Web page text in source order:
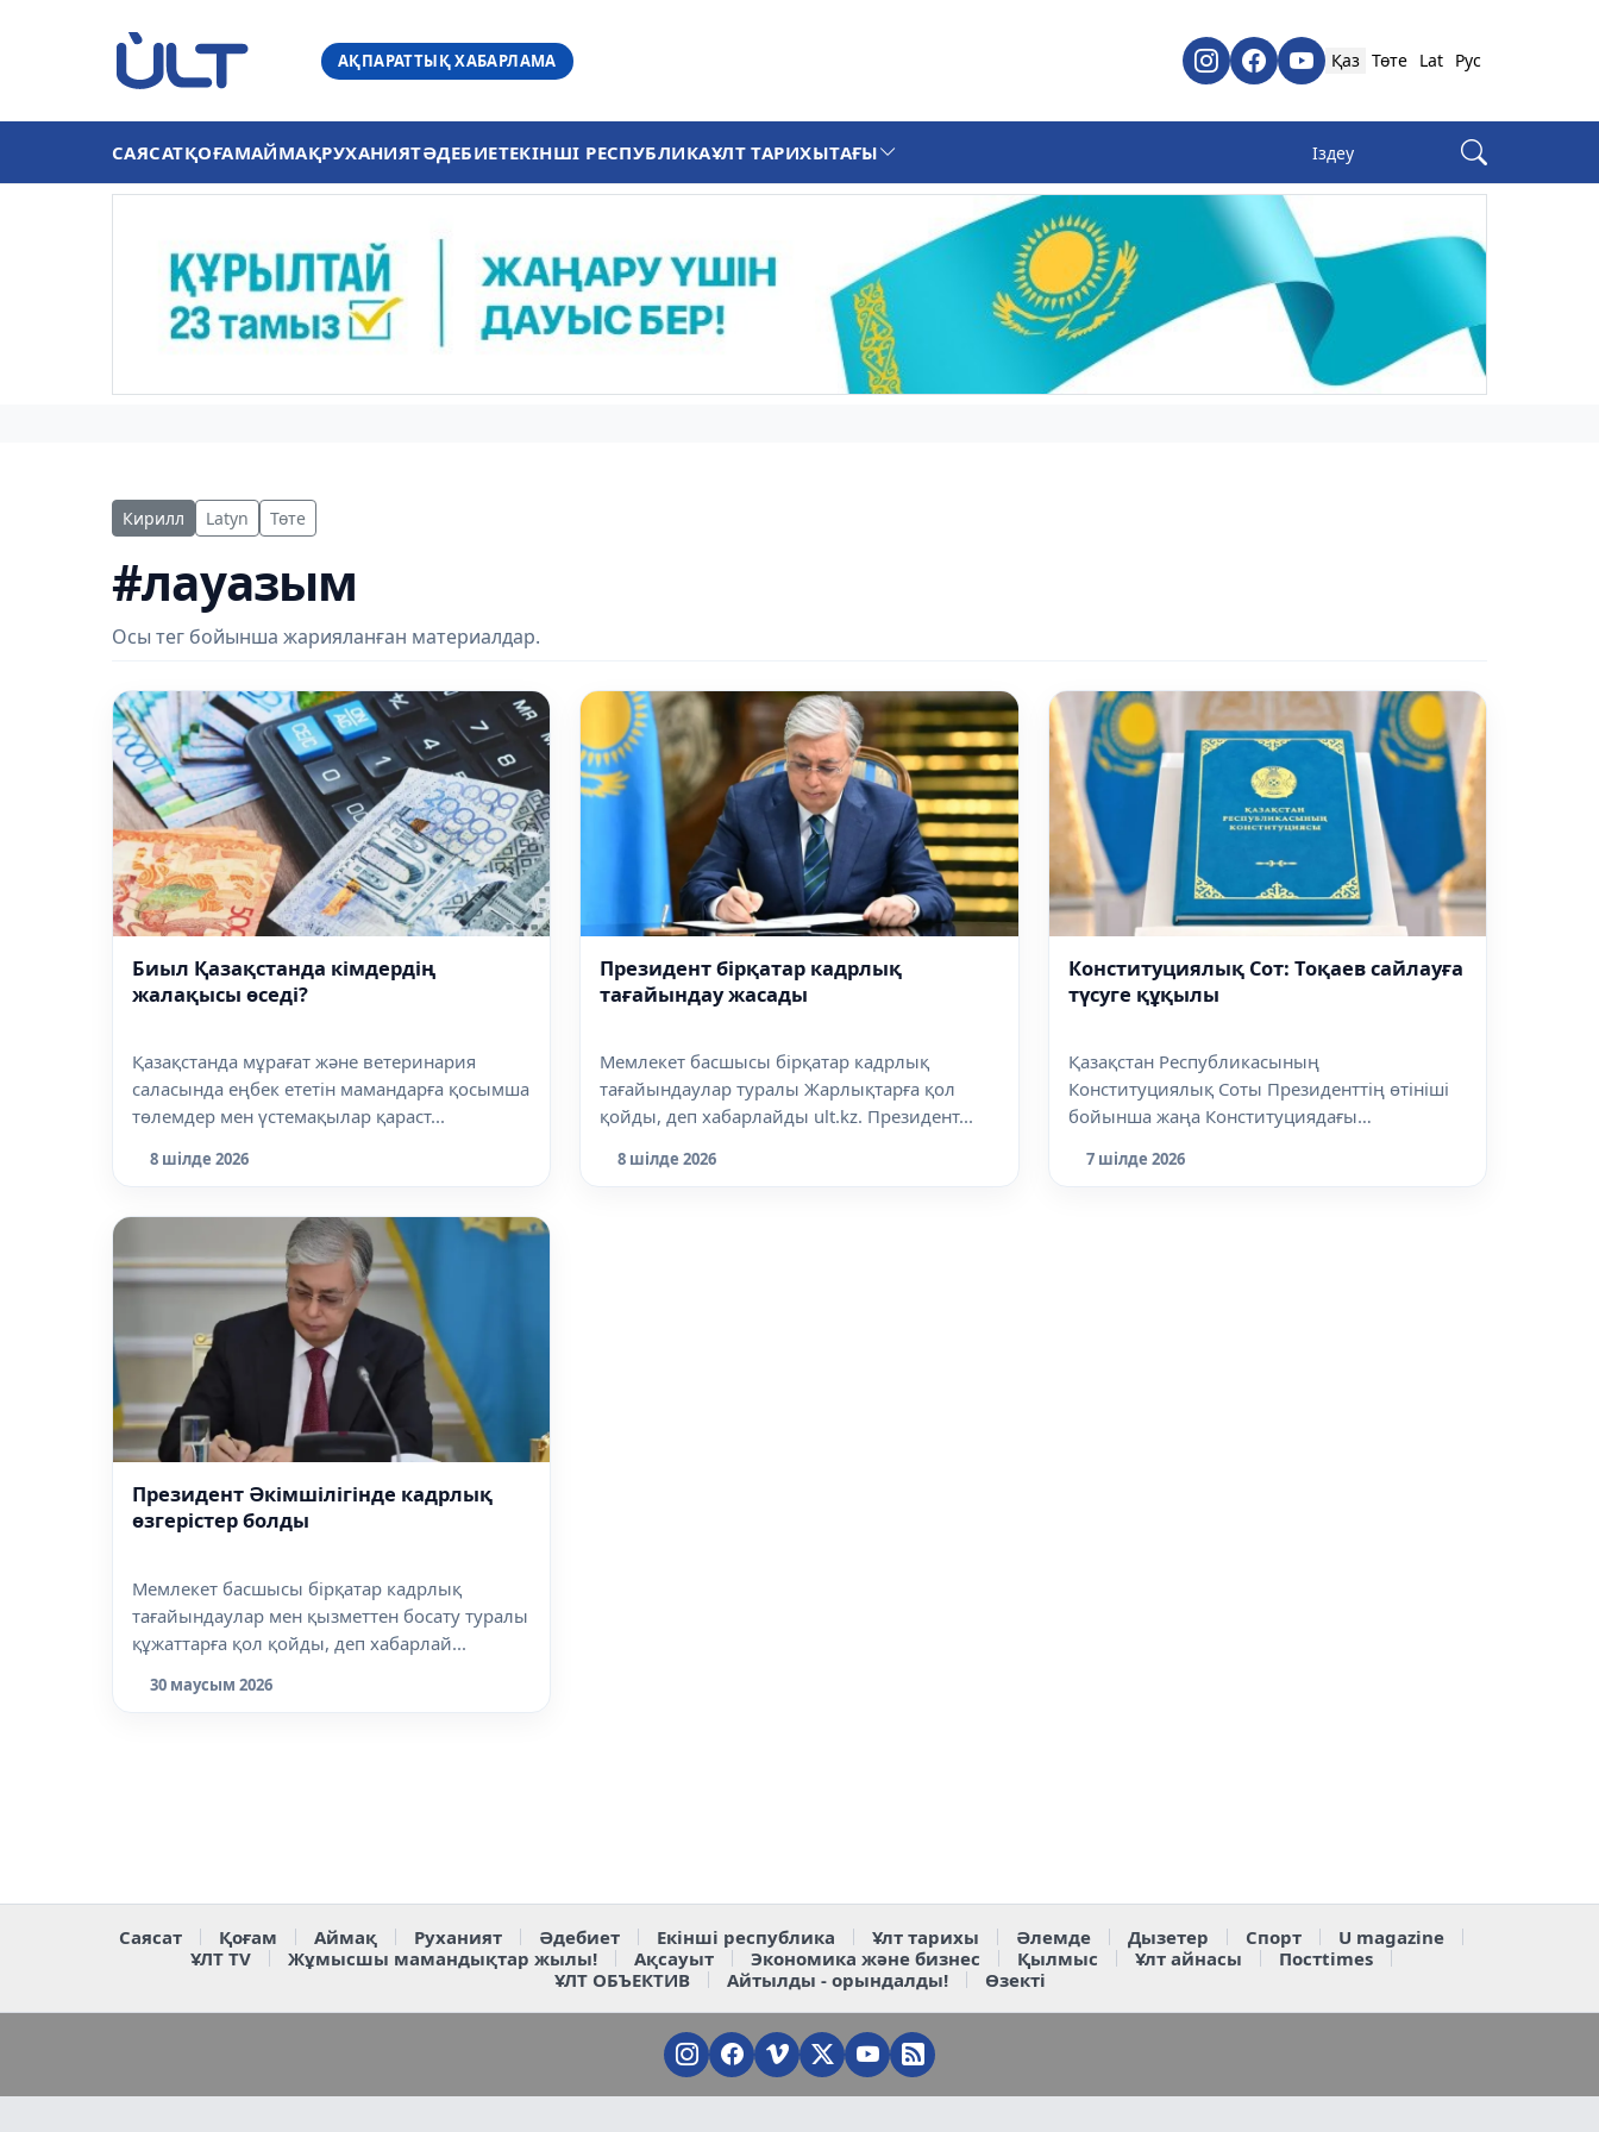
АҚПАРАТТЫҚ ХАБАРЛАМА Қаз Төте Lat Рус
САЯСАТҚОҒАМАЙМАҚРУХАНИЯТӘДЕБИЕТЕКІНШІ РЕСПУБЛИКАҰЛТ ТАРИХЫТАҒЫ
Кирилл Latyn Төте
#лауазым
Осы тег бойынша жарияланған материалдар.
Биыл Қазақстанда кімдердің
жалақысы өседі?
Қазақстанда мұрағат және ветеринария
саласында еңбек ететін мамандарға қосымша
төлемдер мен үстемақылар қараст...
8 шілде 2026
Президент бірқатар кадрлық
тағайындау жасады
Мемлекет басшысы бірқатар кадрлық
тағайындаулар туралы Жарлықтарға қол
қойды, деп хабарлайды ult.kz. Президент...
8 шілде 2026
Конституциялық Сот: Тоқаев сайлауға
түсуге құқылы
Қазақстан Республикасының
Конституциялық Соты Президенттің өтініші
бойынша жаңа Конституциядағы
7 шілде 2026
Президент Әкімшілігінде кадрлық
өзгерістер болды
Мемлекет басшысы бірқатар кадрлық
тағайындаулар мен қызметтен босату туралы
құжаттарға қол қойды, деп хабарлай...
30 маусым 2026
Саясат Қоғам Аймақ Руханият Әдебиет Екінші республика Ұлт тарихы Әлемде Дызетер Спорт
U magazine
ҰЛТ TV
Жұмысшы мамандықтар жылы! Ақсауыт Экономика және бизнес Қылмыс Ұлт айнасы
Постtimes
ҰЛТ ОБЪЕКТИВ
Айтылды - орындалды! Өзекті